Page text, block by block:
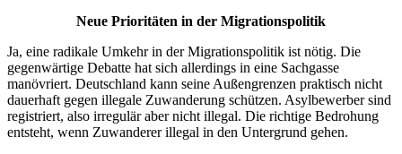
Neue Prioritäten in der Migrationspolitik
Ja, eine radikale Umkehr in der Migrationspolitik ist nötig. Die
gegenwärtige Debatte hat sich allerdings in eine Sachgasse
manövriert. Deutschland kann seine Außengrenzen praktisch nicht
dauerhaft gegen illegale Zuwanderung schützen. Asylbewerber sind
registriert, also irregulär aber nicht illegal. Die richtige Bedrohung
entsteht, wenn Zuwanderer illegal in den Untergrund gehen.